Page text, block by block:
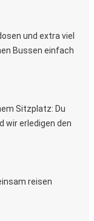
und extra viel
Bussen einfach
Sitzplatz: Du
wir erledigen den
reisen